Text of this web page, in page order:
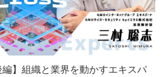
編】組織と業界を動かすエキスパ